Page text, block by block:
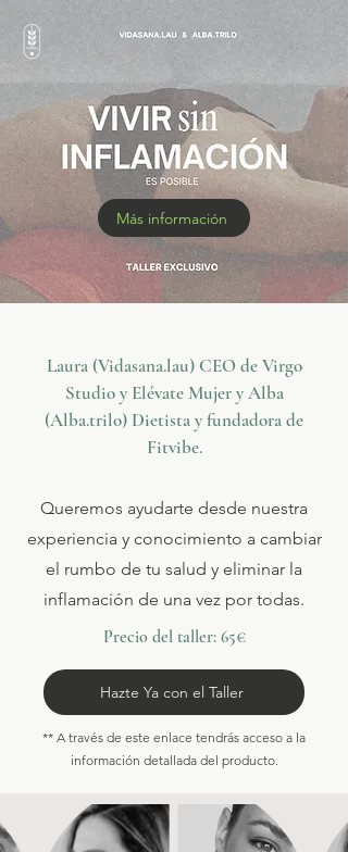
Más información
Laura (Vidasana.lau) CEO de Virgo
Studio y Elévate Mujer y Alba
(Alba.trilo) Dietista y fundadora de
Fitvibe.
Queremos ayudarte desde nuestra
experiencia y conocimiento a cambiar
el rumbo de tu salud y eliminar la
inflamación de una vez por todas.
Precio del taller: 65€
Hazte Ya con el Taller
** A través de este enlace tendrás acceso a la
información detallada del producto.